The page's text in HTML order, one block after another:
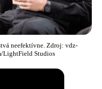
neefektívne. Zdroj: vdz-
LightField Studios